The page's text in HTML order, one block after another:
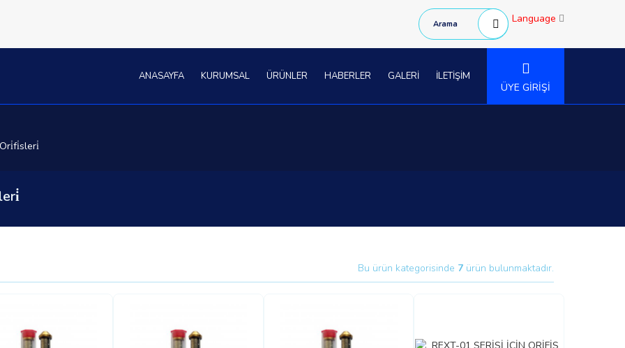
Language
ANASAYFA KURUMSAL ÜRÜNLER HABERLER GALERİ İLETİŞİM
ÜYE GİRİŞİ
Bu ürün kategorisinde 7 ürün bulunmaktadır.